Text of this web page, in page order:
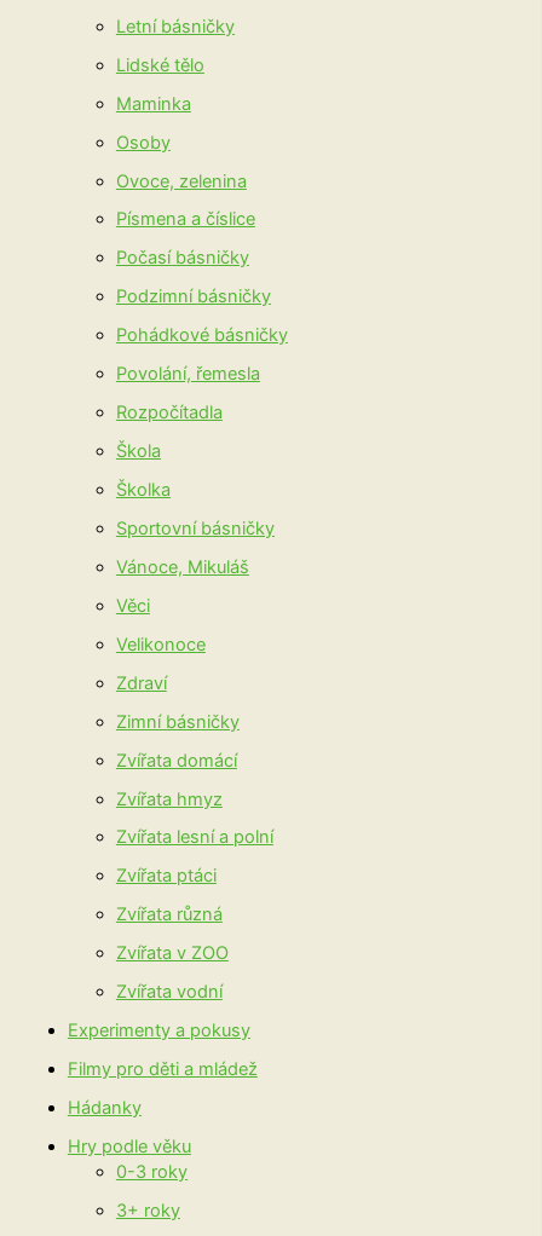
Letní básničky
Lidské tělo
Maminka
Osoby
Ovoce, zelenina
Písmena a číslice
Počasí básničky
Podzimní básničky
Pohádkové básničky
Povolání, řemesla
Rozpočítadla
Škola
Školka
Sportovní básničky
Vánoce, Mikuláš
Věci
Velikonoce
Zdraví
Zimní básničky
Zvířata domácí
Zvířata hmyz
Zvířata lesní a polní
Zvířata ptáci
Zvířata různá
Zvířata v ZOO
Zvířata vodní
Experimenty a pokusy
Filmy pro děti a mládež
Hádanky
Hry podle věku
0-3 roky
3+ roky